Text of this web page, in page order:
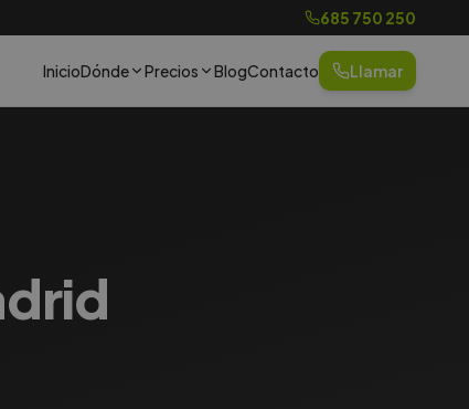
685 750 250
InicioDónde Precios BlogContacto Llamar